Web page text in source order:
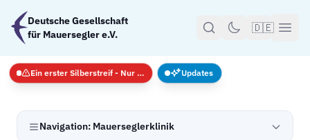
Zum Hauptinhalt springen
Deutsche Gesellschaft
für Mauersegler e.V.
🇩🇪
Navigation: Mauerseglerklinik
Ein erster Silberstreif - Nur Notfälle Updates